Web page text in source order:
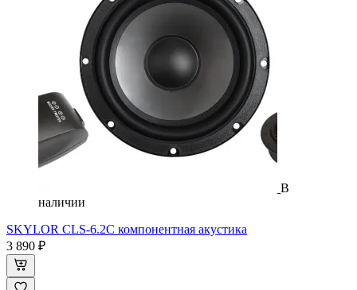
В
наличии
SKYLOR CLS-6.2C компонентная акустика
3 890 ₽